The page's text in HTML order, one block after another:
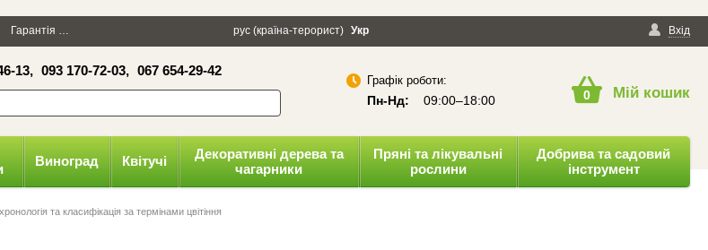
Гарантія Політика конфіденційності Вхід
рус (країна-терорист) Укр
13, 093 170-72-03, 067 654-29-42
Графік роботи:
Пн-Нд: 09:00–18:00 0 Мій кошик
Виноград Квітучі
Декоративні дерева та
чагарники
Пряні та лікувальні
рослини
Добрива та садовий
інструмент
та класифікація за термінами цвітіння